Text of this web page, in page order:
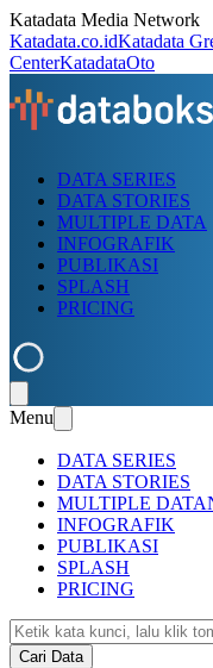
Katadata Media Network
Katadata.co.idKatadata
CenterKatadataOto
DATA SERIES
DATA STORIES
MULTIPLE DATA
INFOGRAFIK
PUBLIKASI
SPLASH
PRICING
Menu
DATA SERIES
DATA STORIES
MULTIPLE DATA
INFOGRAFIK
PUBLIKASI
SPLASH
PRICING
Cari Data